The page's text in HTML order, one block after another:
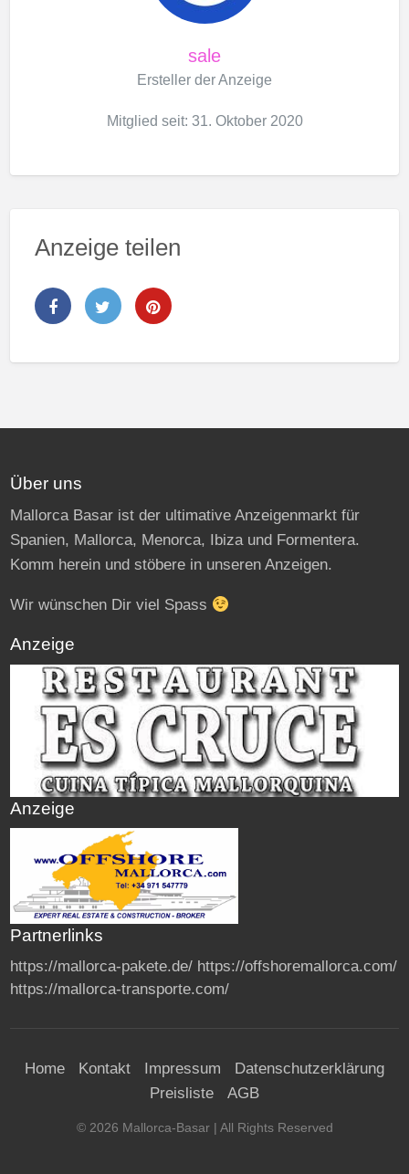
sale
Ersteller der Anzeige
Mitglied seit: 31. Oktober 2020
Anzeige teilen
Über uns
Mallorca Basar ist der ultimative Anzeigenmarkt für
Spanien, Mallorca, Menorca, Ibiza und Formentera.
Komm herein und stöbere in unseren Anzeigen.
Wir wünschen Dir viel Spass
Anzeige
Anzeige
Partnerlinks
https://mallorca-pakete.de/ https://offshoremallorca.com/
https://mallorca-transporte.com/
Home Kontakt Impressum
Datenschutzerklärung
Preisliste
AGB
© 2026 Mallorca-Basar| All Rights Reserved